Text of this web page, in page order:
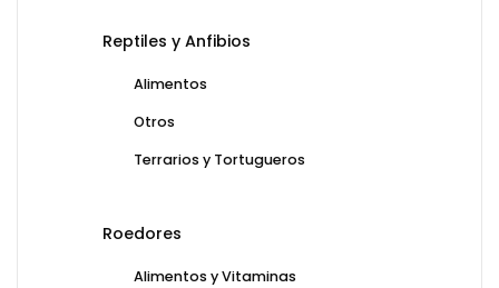
Reptiles y Anfibios
Alimentos
Otros
Terrarios y Tortugueros
Roedores
Alimentos y Vitaminas